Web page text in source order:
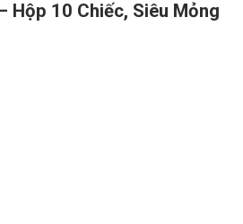
Hộp 10 Chiếc, Siêu Mỏng